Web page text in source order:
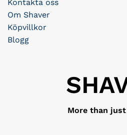
Kontakta oss
Om Shaver
Köpvillkor
Blogg
More than